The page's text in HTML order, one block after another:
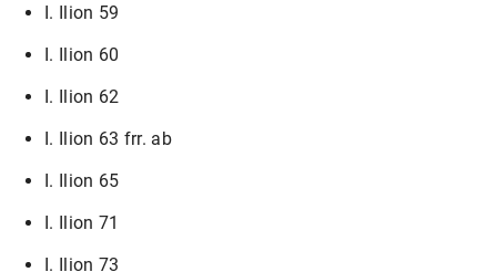
I. Ilion 59
I. Ilion 60
I. Ilion 62
I. Ilion 63 frr. ab
I. Ilion 65
I. Ilion 71
I. Ilion 73